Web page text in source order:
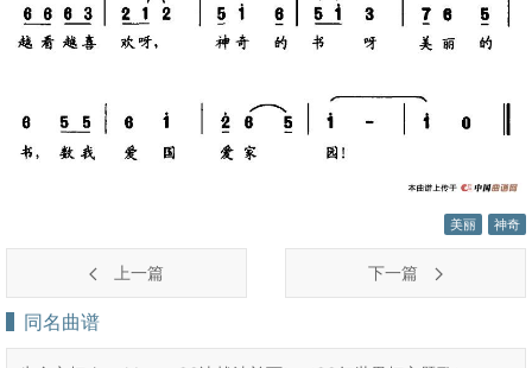
美丽 神奇
上一篇 下一篇
同名曲谱